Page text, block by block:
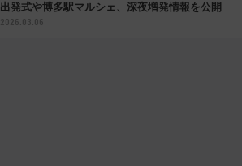
出発式や博多駅マルシェ、深夜増発情報を公開
2026.03.06